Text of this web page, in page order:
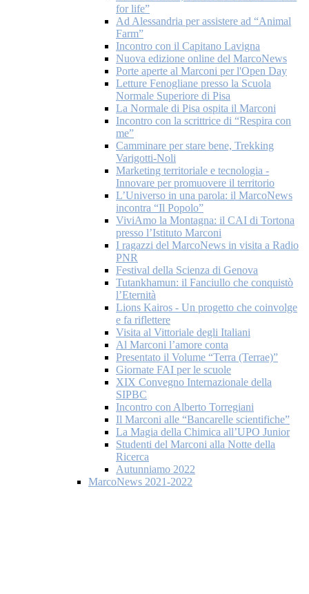
for life”
Ad Alessandria per assistere ad “Animal
Farm”
Incontro con il Capitano Lavigna
Nuova edizione online del MarcoNews
Porte aperte al Marconi per l'Open Day
Letture Fenogliane presso la Scuola
Normale Superiore di Pisa
La Normale di Pisa ospita il Marconi
Incontro con la scrittrice di “Respira con
me”
Camminare per stare bene, Trekking
Varigotti-Noli
Marketing territoriale e tecnologia -
Innovare per promuovere il territorio
L’Universo in una parola: il MarcoNews
incontra “Il Popolo”
ViviAmo la Montagna: il CAI di Tortona
presso l’Istituto Marconi
I ragazzi del MarcoNews in visita a Radio
PNR
Festival della Scienza di Genova
Tutankhamun: il Fanciullo che conquistò
l’Eternità
Lions Kairos - Un progetto che coinvolge
e fa riflettere
Visita al Vittoriale degli Italiani
Al Marconi l’amore conta
Presentato il Volume “Terra (Terrae)”
Giornate FAI per le scuole
XIX Convegno Internazionale della
SIPBC
Incontro con Alberto Torregiani
Il Marconi alle “Bancarelle scientifiche”
La Magia della Chimica all’UPO Junior
Studenti del Marconi alla Notte della
Ricerca
Autunniamo 2022
MarcoNews 2021-2022